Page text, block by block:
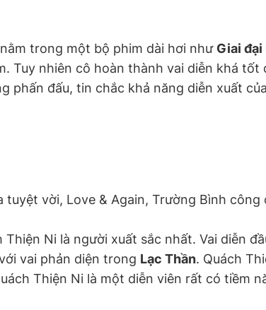
trong một bộ phim dài hơi như Giai đại
Tuy nhiên cô hoàn thành vai diễn khá
phấn đấu, tin chắc khả năng diễn xuất
vời, Love & Again, Trường Bình công
Ni là người xuất sắc nhất. Vai diễn
vai phản diện trong Lạc Thần. Quách
Thiện Ni là một diễn viên rất có tiềm